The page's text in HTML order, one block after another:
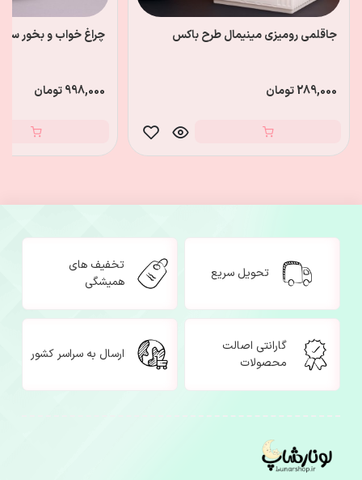
جاقلمی رومیزی مینیمال طرح باکس
289,000 تومان
چراغ خواب و بخور سرد
998,000 تومان
تحویل سریع
تخفیف های
همیشگی
گارانتی اصالت
محصولات
ارسال به سراسر کشور